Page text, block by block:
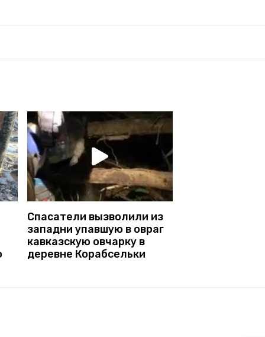
Спасатели вызволили из
западни упавшую в овраг
кавказскую овчарку в
деревне Корабсельки